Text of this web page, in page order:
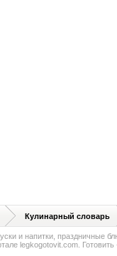
Кулинарный словарь
и напитки, праздничные
legkogotovit.com. Готовить